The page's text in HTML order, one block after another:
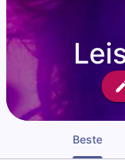
Beste